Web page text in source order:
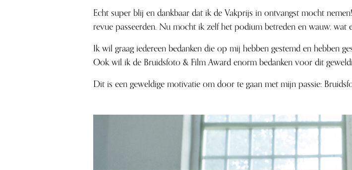
Echt super blij en dankbaar dat ik de Vakprijs in ontvangst mocht
revue passeerden. Nu mocht ik zelf het podium betreden en wauw, wat
Ik wil graag iedereen bedanken die op mij hebben gestemd en hebben
Ook wil ik de Bruidsfoto & Film Award enorm bedanken voor dit
Dit is een geweldige motivatie om door te gaan met mijn passie: